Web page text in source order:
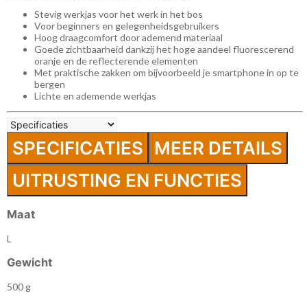
Stevig werkjas voor het werk in het bos
Voor beginners en gelegenheidsgebruikers
Hoog draagcomfort door ademend materiaal
Goede zichtbaarheid dankzij het hoge aandeel fluorescerend
oranje en de reflecterende elementen
Met praktische zakken om bijvoorbeeld je smartphone in op te
bergen
Lichte en ademende werkjas
SPECIFICATIES MEER DETAILS
UITRUSTING EN FUNCTIES
Maat
L
Gewicht
500 g